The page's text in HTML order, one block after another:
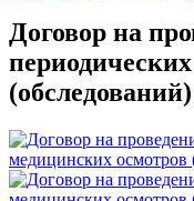
Договор на
(обследований)